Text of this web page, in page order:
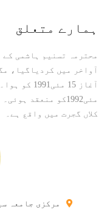
ہمارے متعلق
آواخر میں کردیاگیا،
مئی1992کو منعقد
کلاں گجرت میں واقع ہے۔
مرکزی جامعہ